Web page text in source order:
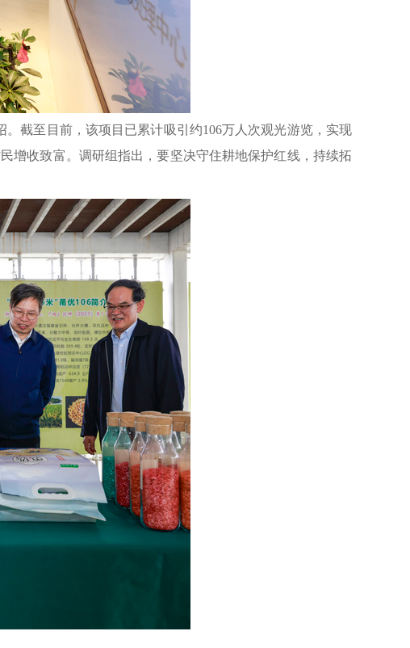
截至目前，该项目已累计吸引约106万人次观光游览，实现
增收致富。调研组指出，要坚决守住耕地保护红线，持续拓